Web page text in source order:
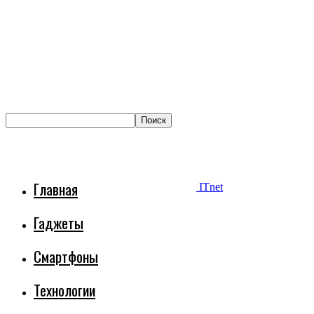
ITnet
Главная
Гаджеты
Смартфоны
Технологии